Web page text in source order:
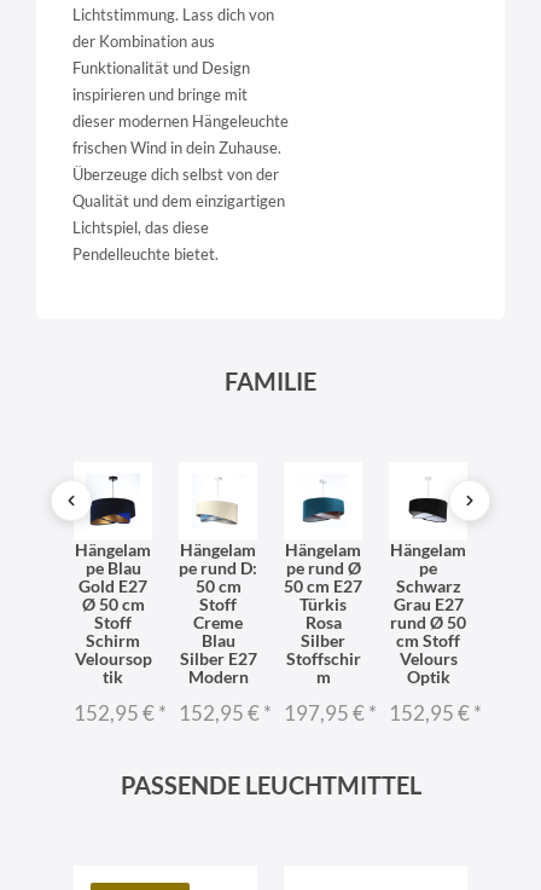
Lichtstimmung. Lass dich von
der Kombination aus
Funktionalität und Design
inspirieren und bringe mit
dieser modernen Hängeleuchte
frischen Wind in dein Zuhause.
Überzeuge dich selbst von der
Qualität und dem einzigartigen
Lichtspiel, das diese
Pendelleuchte bietet.
FAMILIE
Hängelam
pe Blau
Gold E27
Ø 50 cm
Stoff
Schirm
Veloursop
tik
152,95 €*
Hängelam
pe rund D:
50 cm
Stoff
Creme
Blau
Silber E27
Modern
152,95 €*
Hängelam
pe rund Ø
50 cm E27
Türkis
Rosa
Silber
Stoffschir
m
197,95 €*
Hängelam
pe
Schwarz
Grau E27
rund Ø 50
cm Stoff
Velours
Optik
152,95 €*
PASSENDE LEUCHTMITTEL